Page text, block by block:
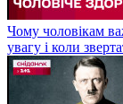
Чому чоловікам
увагу і коли